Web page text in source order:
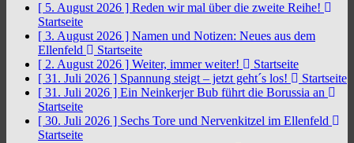
[ 5. August 2026 ] Reden wir mal über die zweite Reihe!
Startseite
[ 3. August 2026 ] Namen und Notizen: Neues aus dem
Ellenfeld
Startseite
[ 2. August 2026 ] Weiter, immer weiter!
Startseite
[ 31. Juli 2026 ] Spannung steigt – jetzt geht´s los!
Startseite
[ 31. Juli 2026 ] Ein Neinkerjer Bub führt die Borussia an
Startseite
[ 30. Juli 2026 ] Sechs Tore und Nervenkitzel im Ellenfeld
Startseite